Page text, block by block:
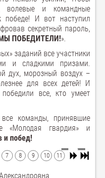
волевые и командные
И вот наступил
секретный пароль,
ПОБЕДИТЕЛИ!».
заданий все участники
и сладкими призами.
дух, морозный воздух –
для всех детей! И
все, кто умеет
команды, принявшие
«Молодая гвардия» и
и побед!
7 8 9 10 11